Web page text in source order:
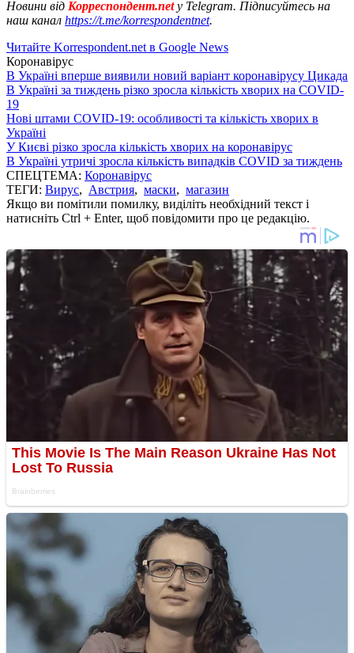
Новини від Корреспондент.net у Telegram. Підписуйтесь на
наш канал https://t.me/korrespondentnet.
Читайте Korrespondent.net в Google News
Коронавірус
В Україні вперше виявили новий варіант коронавірусу Цикада
В Україні за тиждень різко зросла кількість хворих на COVID-
19
Нові штами COVID-19: особливості та кількість хворих в
Україні
У Києві різко зросла кількість хворих на коронавірус
В Україні утричі зросла кількість випадків COVID за тиждень
СПЕЦТЕМА: Коронавірус
ТЕГИ: Вирус, Австрия, маски, магазин
Якщо ви помітили помилку, виділіть необхідний текст і
натисніть Ctrl + Enter, щоб повідомити про це редакцію.